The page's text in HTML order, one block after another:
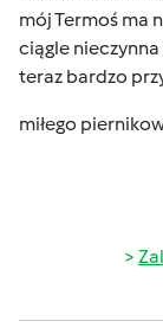
mój Termoś ma
ciągle
teraz bardzo
miłego